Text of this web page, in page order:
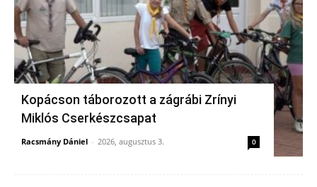
Kopácson táborozott a zágrábi Zrínyi
Miklós Cserkészcsapat
Racsmány Dániel - 2026, augusztus 3. 0